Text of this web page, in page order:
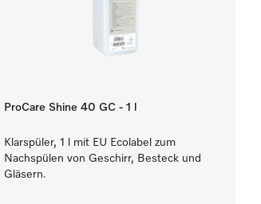
ProCare Shine 40 GC - 1 l
Klarspüler, 1 l mit EU Ecolabel zum
Nachspülen von Geschirr, Besteck und
Gläsern.